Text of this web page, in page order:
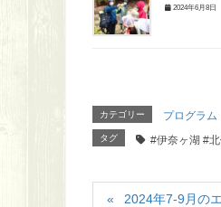
2024年6月8日
カテゴリー プログラム
タグ #伊奈ヶ湖 #
2024年7-9月の